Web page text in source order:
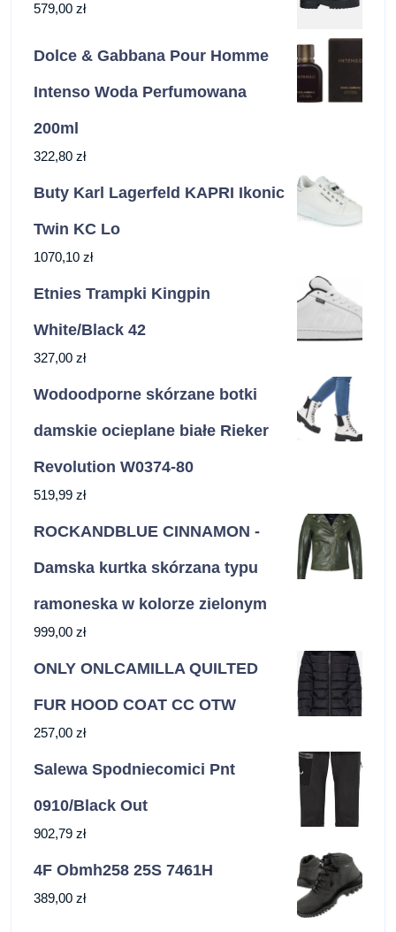
579,00 zł
Dolce & Gabbana Pour Homme
Intenso Woda Perfumowana
200ml
322,80 zł
Buty Karl Lagerfeld KAPRI Ikonic
Twin KC Lo
1070,10 zł
Etnies Trampki Kingpin
White/Black 42
327,00 zł
Wodoodporne skórzane botki
damskie ocieplane białe Rieker
Revolution W0374-80
519,99 zł
ROCKANDBLUE CINNAMON -
Damska kurtka skórzana typu
ramoneska w kolorze zielonym
999,00 zł
ONLY ONLCAMILLA QUILTED
FUR HOOD COAT CC OTW
257,00 zł
Salewa Spodniecomici Pnt
0910/Black Out
902,79 zł
4F Obmh258 25S 7461H
389,00 zł